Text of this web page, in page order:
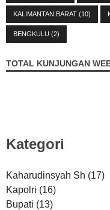
KALIMANTAN BARAT (10)
BENGKULU (2)
TOTAL KUNJUNGAN
Kategori
Kaharudinsyah Sh (17)
Kapolri (16)
Bupati (13)